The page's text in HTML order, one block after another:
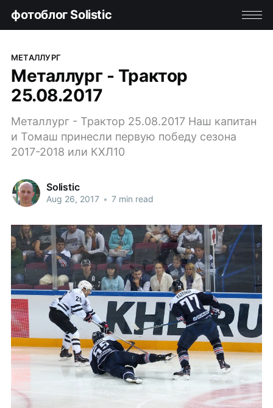
фотоблог Solistic
МЕТАЛЛУРГ
Металлург - Трактор
25.08.2017
Металлург - Трактор 25.08.2017 Наш капитан
и Томаш принесли первую победу сезона
2017-2018 или КХЛ10
Solistic
Aug 26, 2017 • 7 min read